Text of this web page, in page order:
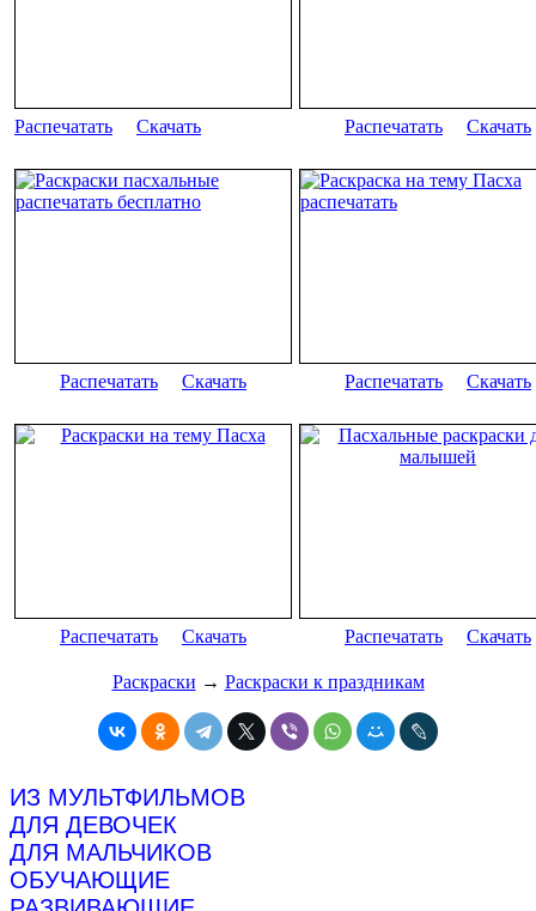
Распечатать Скачать Распечатать Скачать
Распечатать Скачать Распечатать Скачать
Распечатать Скачать Распечатать Скачать
Раскраски → Раскраски к праздникам
ИЗ МУЛЬТФИЛЬМОВ
ДЛЯ ДЕВОЧЕК
ДЛЯ МАЛЬЧИКОВ
ОБУЧАЮЩИЕ